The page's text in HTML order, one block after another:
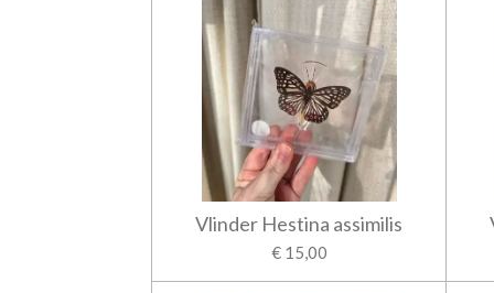
Vlinder Hestina assimilis
€ 15,00